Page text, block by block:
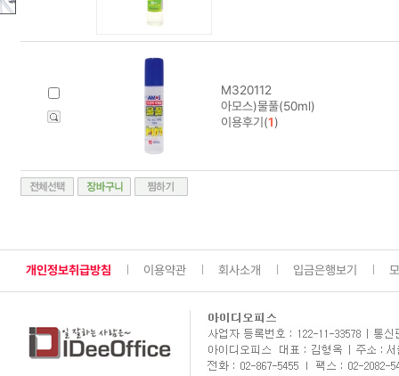
M320112
아모스)물풀(50ml)
이용후기(1)
개인정보취급방침 이용약관 회사소개 입금은행보기